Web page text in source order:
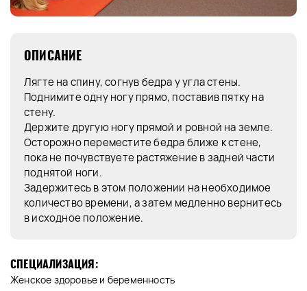
ОПИСАНИЕ
Лягте на спину, согнув бедра у угла стены.
Поднимите одну ногу прямо, поставив пятку на
стену.
Держите другую ногу прямой и ровной на земле.
Осторожно переместите бедра ближе к стене,
пока не почувствуете растяжение в задней части
поднятой ноги.
Задержитесь в этом положении на необходимое
количество времени, а затем медленно вернитесь
в исходное положение.
СПЕЦИАЛИЗАЦИЯ:
Женское здоровье и беременность